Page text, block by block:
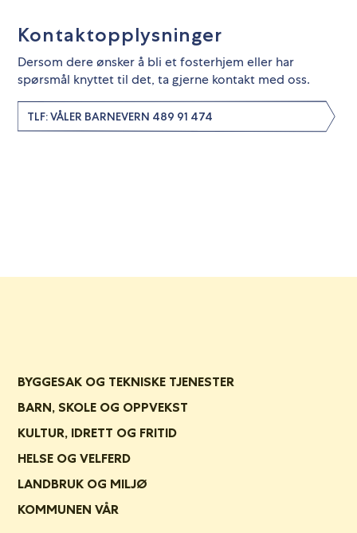
Kontaktopplysninger
Dersom dere ønsker å bli et fosterhjem eller har
spørsmål knyttet til det, ta gjerne kontakt med oss.
TLF: VÅLER BARNEVERN 489 91 474
BYGGESAK OG TEKNISKE TJENESTER
BARN, SKOLE OG OPPVEKST
KULTUR, IDRETT OG FRITID
HELSE OG VELFERD
LANDBRUK OG MILJØ
KOMMUNEN VÅR